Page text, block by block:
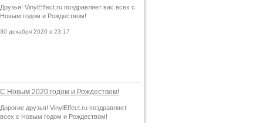
Друзья! VinylEffect.ru поздравляет вас всех с
Новым годом и Рождеством!
30 декабря 2020 в 23:17
С Новым 2020 годом и Рождеством!
Дорогие друзья! VinylEffect.ru поздравляет
всех с Новым годом и Рождеством!